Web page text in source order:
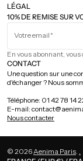
10% DE REMISE SUR
Votre email
En vous abonnant,
LÉGAL
CONTACT
Une question sur une
d'échanger ? Nous
Téléphone: 01 42 78 14
E-mail:
Nous contacter
© 2026Aenima Paris. .